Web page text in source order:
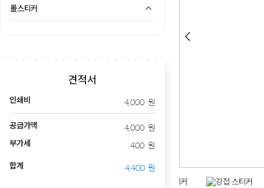
롤스티커
견적서
인쇄비 4,000 원
공급가액 4,000 원
부가세 400 원
합계 4,400 원